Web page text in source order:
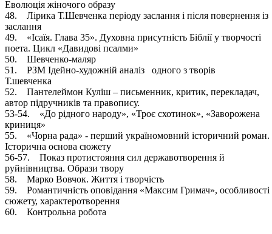
Еволюція жіночого образу
48. Лірика Т.Шевченка періоду заслання і після повернення із
заслання
49. «Ісаїя. Глава 35». Духовна присутність Біблії у творчості
поета. Цикл «Давидові псалми»
50. Шевченко-маляр
51. РЗМ Ідейно-художній аналіз одного з творів
Т.шевченка
52. Пантелеймон Куліш – письменник, критик, перекладач,
автор підручників та правопису.
53-54. «До рідного народу», «Троє схотинок», «Заворожена
криниця»
55. «Чорна рада» - перший україномовний історичний роман.
Історична основа сюжету
56-57. Показ протистояння сил державотворення й
руйнівництва. Образи твору
58. Марко Вовчок. Життя і творчість
59. Романтичність оповідання «Максим Гримач», особливості
сюжету, характеротворення
60. Контрольна робота